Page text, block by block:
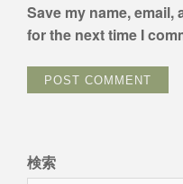
Save my name,
for the next time I
検索